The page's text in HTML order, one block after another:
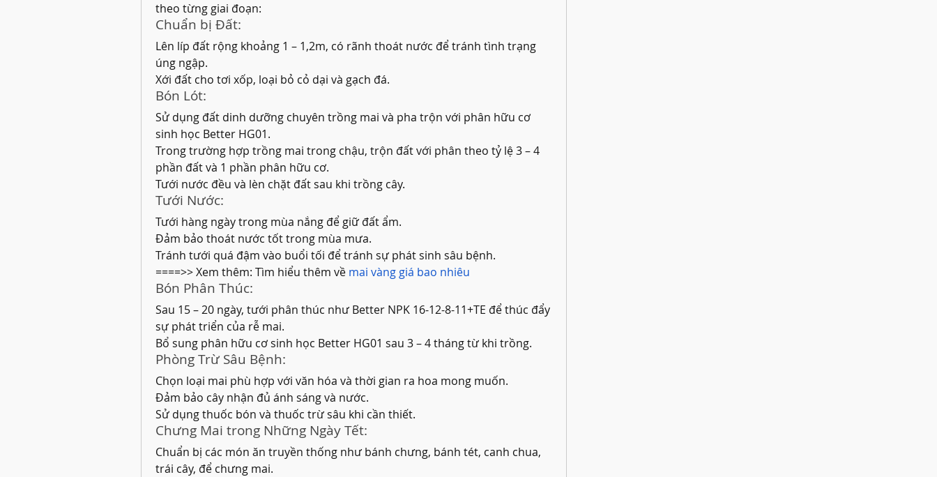
theo từng giai đoạn:
Chuẩn bị Đất:
Lên líp đất rộng khoảng 1 – 1,2m, có rãnh thoát nước để tránh tình trạng
úng ngập.
Xới đất cho tơi xốp, loại bỏ cỏ dại và gạch đá.
Bón Lót:
Sử dụng đất dinh dưỡng chuyên trồng mai và pha trộn với phân hữu cơ
sinh học Better HG01.
Trong trường hợp trồng mai trong chậu, trộn đất với phân theo tỷ lệ 3 – 4
phần đất và 1 phần phân hữu cơ.
Tưới nước đều và lèn chặt đất sau khi trồng cây.
Tưới Nước:
Tưới hàng ngày trong mùa nắng để giữ đất ẩm.
Đảm bảo thoát nước tốt trong mùa mưa.
Tránh tưới quá đậm vào buổi tối để tránh sự phát sinh sâu bệnh.
====>> Xem thêm: Tìm hiểu thêm về mai vàng giá bao nhiêu
Bón Phân Thúc:
Sau 15 – 20 ngày, tưới phân thúc như Better NPK 16-12-8-11+TE để thúc đẩy
sự phát triển của rễ mai.
Bổ sung phân hữu cơ sinh học Better HG01 sau 3 – 4 tháng từ khi trồng.
Phòng Trừ Sâu Bệnh:
Chọn loại mai phù hợp với văn hóa và thời gian ra hoa mong muốn.
Đảm bảo cây nhận đủ ánh sáng và nước.
Sử dụng thuốc bón và thuốc trừ sâu khi cần thiết.
Chưng Mai trong Những Ngày Tết:
Chuẩn bị các món ăn truyền thống như bánh chưng, bánh tét, canh chua,
trái cây, để chưng mai.